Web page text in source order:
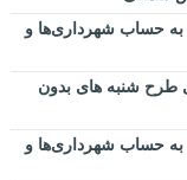
به حساب شهرداری‌ها و
طرح شنبه های بدون
به حساب شهرداری‌ها و